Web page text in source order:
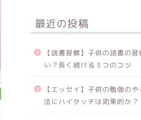
最近の投稿
【読書習慣】子供の読書の
い？長く続ける３つのコツ
【エッセイ】子供の勉強の
法にハイタッチは効果的か？